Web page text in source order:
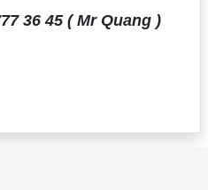
36 45 ( Mr Quang )